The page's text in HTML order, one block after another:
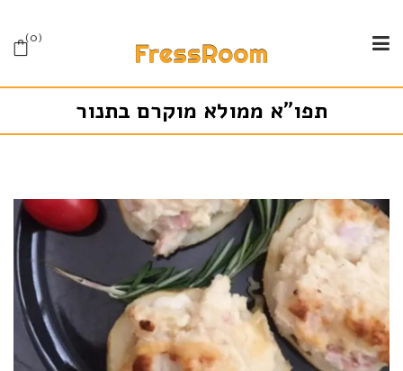
0
תפו”א ממולא מוקרם בתנור